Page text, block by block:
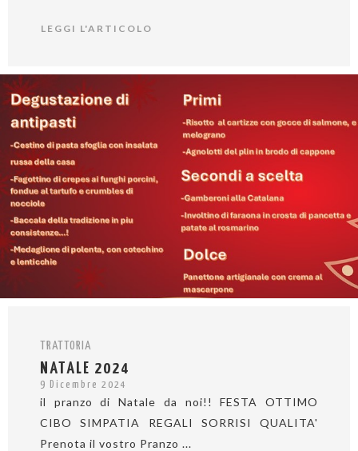
LEGGI L'ARTICOLO
TRATTORIA
NATALE 2024
9 Dicembre 2024
il pranzo di Natale da noi!! FESTA OTTIMO
CIBO SIMPATIA REGALI SORRISI QUALITA'
Prenota il vostro Pranzo ...